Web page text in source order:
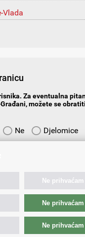
Vlada
Za eventualna
možete se
Ne
Djelomice
Ne prihvaćam
Ne prihvaćam
Ne prihvaćam